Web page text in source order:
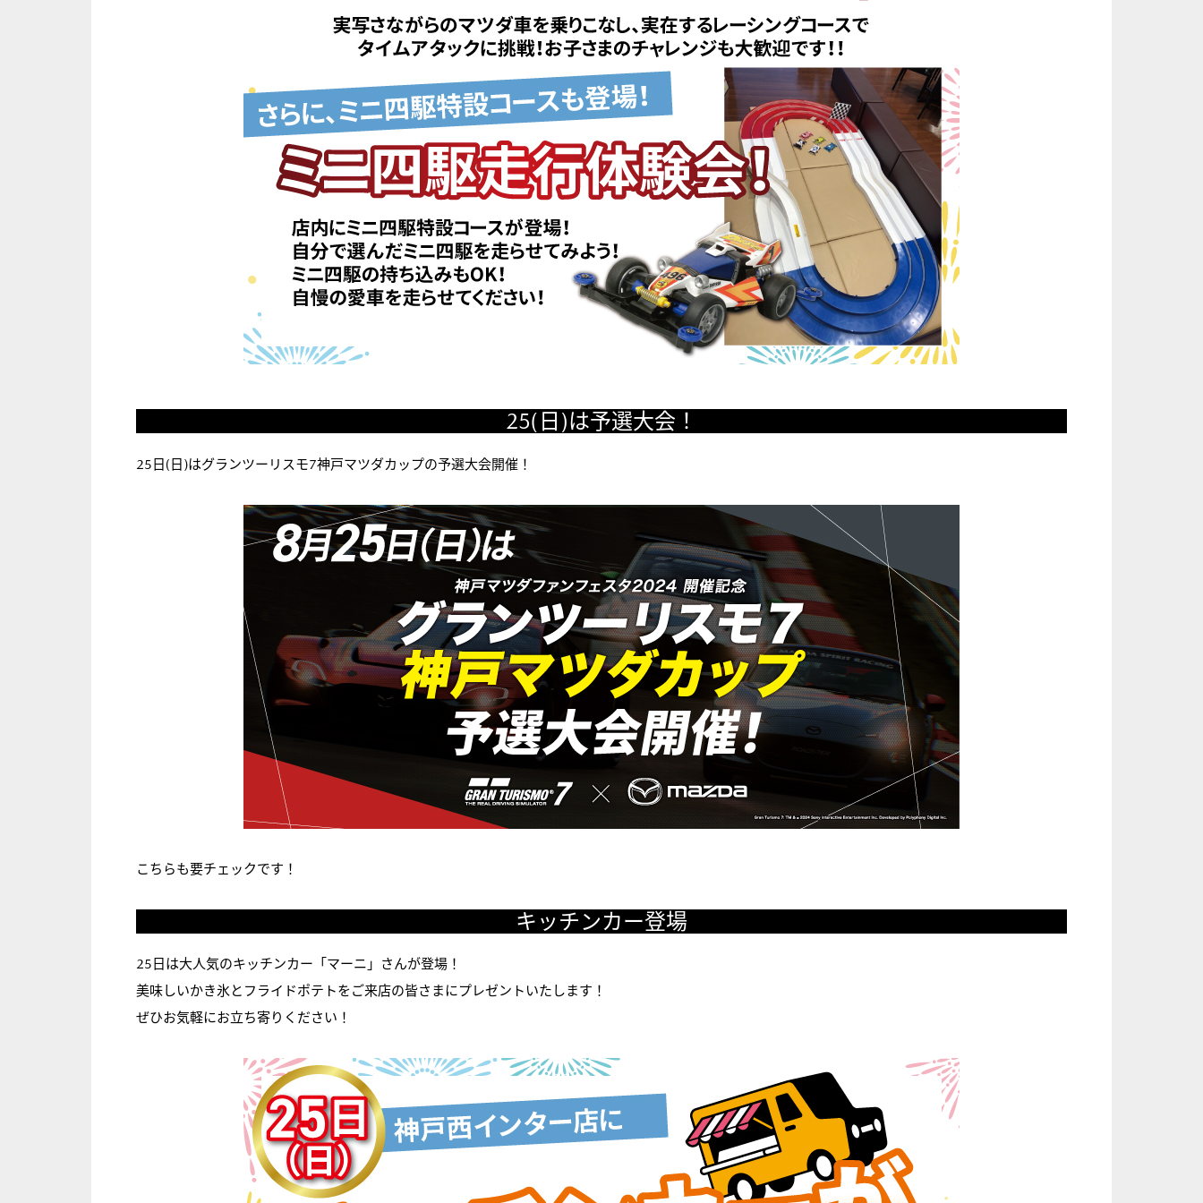
25(日)は予選大会！
25日(日)はグランツーリスモ7神戸マツダカップの予選大会開催！
こちらも要チェックです！
キッチンカー登場
25日は大人気のキッチンカー「マーニ」さんが登場！
美味しいかき氷とフライドポテトをご来店の皆さまにプレゼントいたします！
ぜひお気軽にお立ち寄りください！